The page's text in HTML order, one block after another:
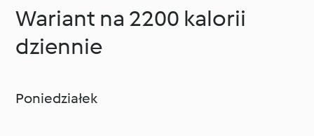
Wariant na 2200 kalorii
dziennie
Poniedziałek